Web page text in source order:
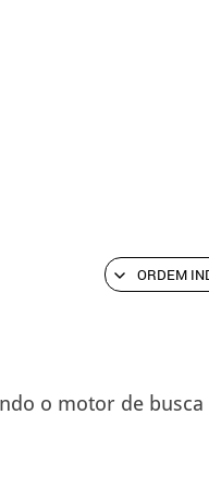
o motor de busca